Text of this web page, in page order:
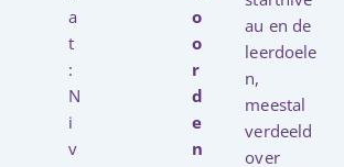
a
t
:
N
i
v
o
o
r
d
e
n
au en de
leerdoele
n,
meestal
verdeeld
over